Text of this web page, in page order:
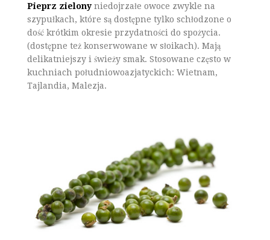
Pieprz zielonyniedojrzałe owoce zwykle na
szypułkach, które są dostępne tylko schłodzone o
dość krótkim okresie przydatności do spożycia.
(dostępne też konserwowane w słoikach). Mają
delikatniejszy i świeży smak. Stosowane często w
kuchniach południowoazjatyckich: Wietnam,
Tajlandia, Malezja.